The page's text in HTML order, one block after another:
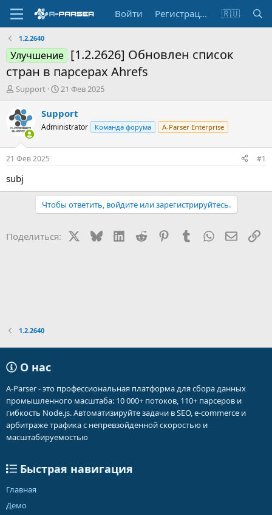
Войти Регистрация 🇷🇺
1.2.2640
Улучшение [1.2.2626] Обновлен список
стран в парсерах Ahrefs
А
т
о
р
т
е
м
ы
Support
Д
т
а
н
а
21 Фев 2025
Support
Administrator Команда форума A-Parser Enterprise
21 Фев 2025 #1
subj
Чтобы ответить, войдите или зарегистрируйтесь.
Поделиться: BlueskyLinkedIn
Reddit PinterestTumblr WhatsApp
1.2.2640
О нас
A-Parser - это профессиональная платформа для сбора данных
промышленного масштаба: 10 000+ потоков, 110+ парсеров и
гибкость Node.js. Автоматизируйте задачи в SEO, e-commerce и
арбитраже трафика с непревзойденной скоростью и
масштабируемостью
Быстрая навигация
Главная
Демо